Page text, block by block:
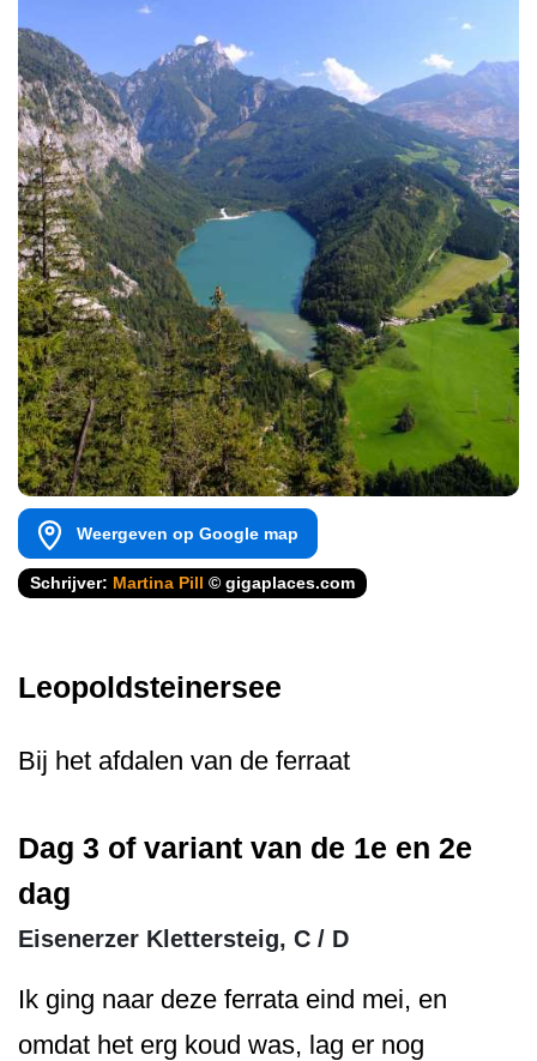
Weergeven op Google map
Schrijver: Martina Pill © gigaplaces.com
Leopoldsteinersee
Bij het afdalen van de ferraat
Dag 3 of variant van de 1e en 2e
dag
Eisenerzer Klettersteig, C / D
Ik ging naar deze ferrata eind mei, en
omdat het erg koud was, lag er nog